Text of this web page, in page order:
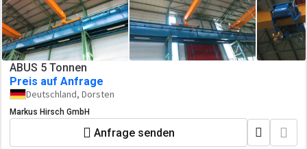
ABUS 5 Tonnen
Preis auf Anfrage
Deutschland, Dorsten
Markus Hirsch GmbH
Anfrage senden